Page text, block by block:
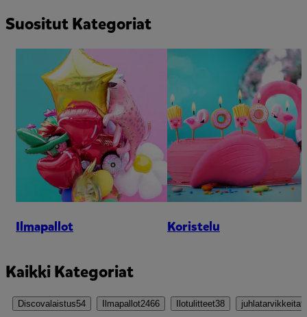
Suositut Kategoriat
Ilmapallot Koristelu
Kaikki Kategoriat
Discovalaistus54 Ilmapallot2466 Ilotulitteet38 juhlatarvikkeita